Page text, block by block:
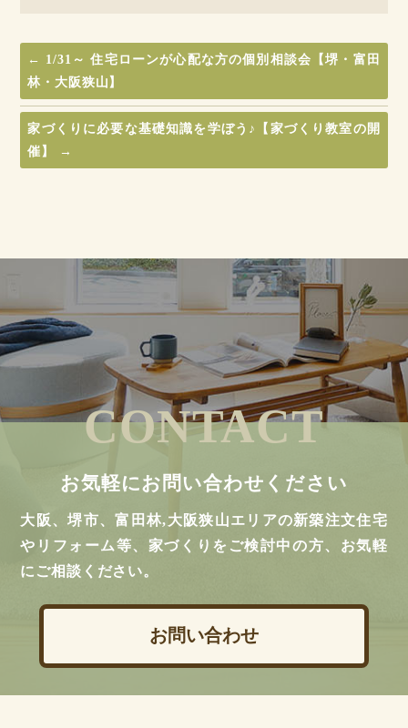
←
1/31～ 住宅ローンが心配な方の個別相談会【堺・富田
林・大阪狭山】
家づくりに必要な基礎知識を学ぼう♪【家づくり教室の開
催】
→
CONTACT
お気軽にお問い合わせください
大阪、堺市、富田林,大阪狭山エリアの新築注文住宅
やリフォーム等、家づくりをご検討中の方、お気軽
にご相談ください。
お問い合わせ